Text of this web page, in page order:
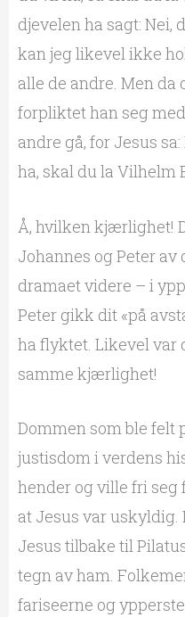
djevelen ha sagt: Nei,
kan jeg likevel ikke
alle de andre. Men da
forpliktet han seg
andre gå, for Jesus
ha, skal du la Vilhelm
Å, hvilken kjærlighet!
Johannes og Peter
dramaet videre – i
Peter gikk dit «på
ha flyktet. Likevel var
samme kjærlighet!
Dommen som ble felt
justisdom i verdens
hender og ville fri seg
at Jesus var
Jesus tilbake til
tegn av ham.
fariseerne og